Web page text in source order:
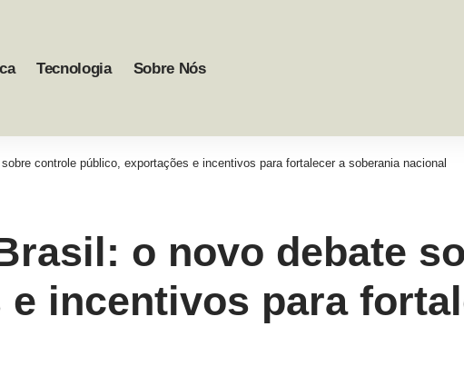
Tecnologia Sobre Nós
controle público, exportações e incentivos para fortalecer a soberania nacional
o novo debate
incentivos para